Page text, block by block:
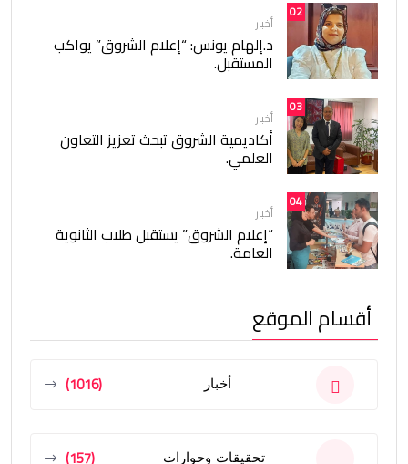
02
أخبار
د.إلهام يونس: “إعلام الشروق” يواكب
المستقبل.
03
أخبار
أكاديمية الشروق تبحث تعزيز التعاون
العلمي.
04
أخبار
“إعلام الشروق” يستقبل طلاب الثانوية
العامة.
أقسام الموقع
أخبار (1016)
تحقيقات وحوارات (157)